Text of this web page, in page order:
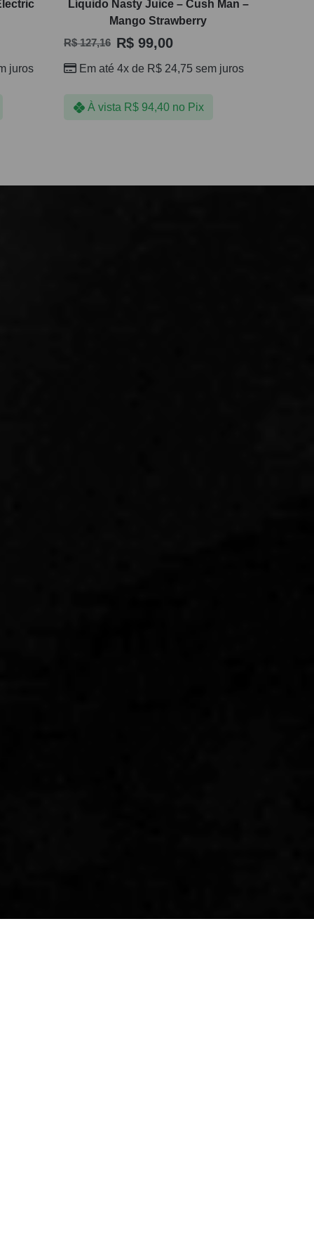
juros
Líquido Nasty Juice – Cush Man –
Mango Strawberry
R$127,16 R$99,00
Em até 4x de R$24,75 sem juros
À vista R$94,40 no Pix